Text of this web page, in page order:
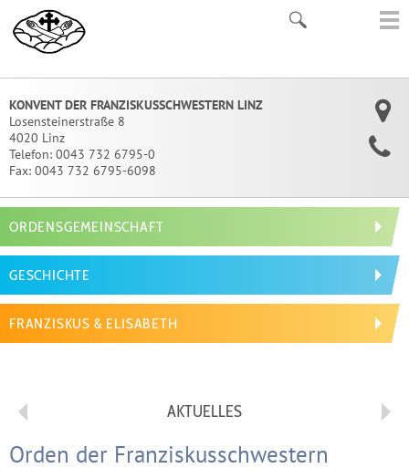
KONVENT DER FRANZISKUSSCHWESTERN LINZ
Losensteinerstraße 8
4020 Linz
Telefon: 0043 732 6795-0
Fax: 0043 732 6795-6098
ORDENSGEMEINSCHAFT
GESCHICHTE
FRANZISKUS & ELISABETH
AKTUELLES
Orden der Franziskusschwestern